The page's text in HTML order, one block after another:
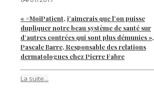
« #MoiPatient, j’aimerais que l’on puisse
dupliquer notre beau système de santé sur
d’autres contrées qui sont plus démunies »,
Pascale Barre, Responsable des relations
dermatologues chez Pierre Fabre
La suite...